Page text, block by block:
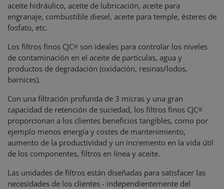
aceite hidráulico, aceite de lubricación, aceite para
engranaje, combustible diesel, aceite para temple, ésteres de
fosfato, etc.
Los filtros finos CJC® son ideales para controlar los niveles
de contaminación en el aceite de partículas, agua y
productos de degradación (oxidación, resinas/lodos,
barnices).
Con una filtración profunda de 3 micras y una gran
capacidad de retención de suciedad, los filtros finos CJC®
proporcionan a los clientes beneficios tangibles, como por
ejemplo menos energía y costes de mantenimiento,
aumento de la productividad y un incremento en la vida útil
de los componentes, filtros en línea y aceite.
Las unidades de filtros están diseñadas para satisfacer las
necesidades de los clientes - independientemente del